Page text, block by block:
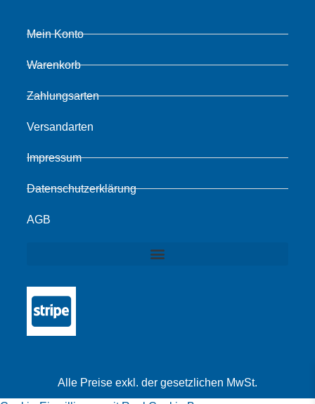
Mein Konto
Warenkorb
Zahlungsarten
Versandarten
Impressum
Datenschutzerklärung
AGB
Alle Preise exkl. der gesetzlichen MwSt.